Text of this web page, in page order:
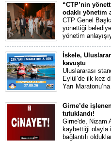
“CTP’nin
odaklı yönetim
CTP Genel
yönettiği
yönetim
İskele,
kavuştu
Uluslararası
Eylül’de ilk kez
Yarı
Girne’de
tutuklandı!
Girne'de, Nizam
kaybettiği olayla
bağlantılı